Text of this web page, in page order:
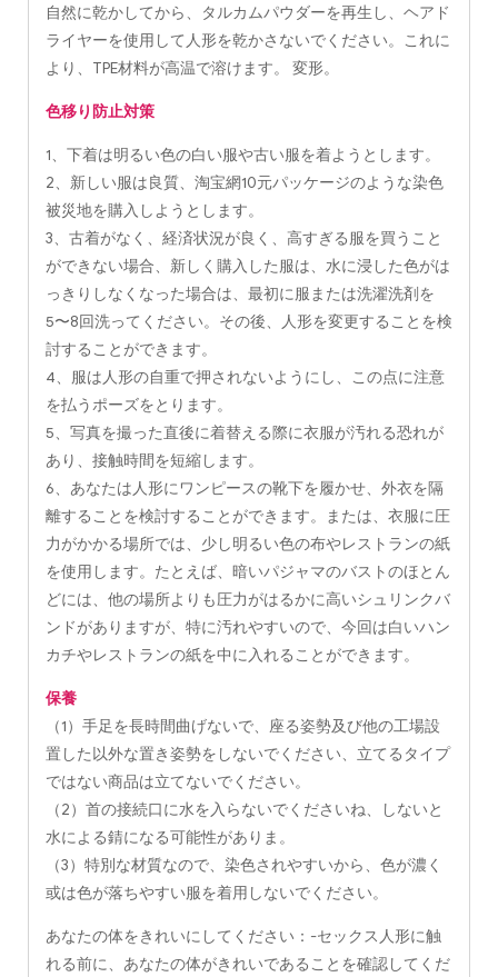
自然に乾かしてから、タルカムパウダーを再生し、ヘアド
ライヤーを使用して人形を乾かさないでください。これに
より、TPE材料が高温で溶けます。 変形。
色移り防止対策
1、下着は明るい色の白い服や古い服を着ようとします。
2、新しい服は良質、淘宝網10元パッケージのような染色
被災地を購入しようとします。
3、古着がなく、経済状況が良く、高すぎる服を買うこと
ができない場合、新しく購入した服は、水に浸した色がは
っきりしなくなった場合は、最初に服または洗濯洗剤を
5〜8回洗ってください。その後、人形を変更することを検
討することができます。
4、服は人形の自重で押されないようにし、この点に注意
を払うポーズをとります。
5、写真を撮った直後に着替える際に衣服が汚れる恐れが
あり、接触時間を短縮します。
6、あなたは人形にワンピースの靴下を履かせ、外衣を隔
離することを検討することができます。または、衣服に圧
力がかかる場所では、少し明るい色の布やレストランの紙
を使用します。たとえば、暗いパジャマのバストのほとん
どには、他の場所よりも圧力がはるかに高いシュリンクバ
ンドがありますが、特に汚れやすいので、今回は白いハン
カチやレストランの紙を中に入れることができます。
保養
（1）手足を長時間曲げないで、座る姿勢及び他の工場設
置した以外な置き姿勢をしないでください、立てるタイプ
ではない商品は立てないでください。
（2）首の接続口に水を入らないでくださいね、しないと
水による錆になる可能性がありま。
（3）特別な材質なので、染色されやすいから、色が濃く
或は色が落ちやすい服を着用しないでください。
あなたの体をきれいにしてください：-セックス人形に触
れる前に、あなたの体がきれいであることを確認してくだ